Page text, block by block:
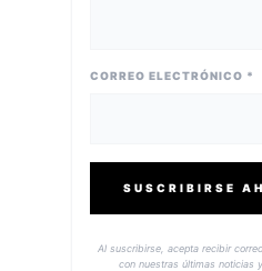
CORREO ELECTRÓNICO *
SUSCRIBIRSE
Al suscribirse, acepta recibir
con nuestras últimas noticias